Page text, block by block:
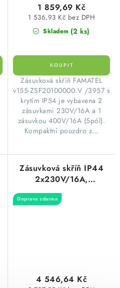
Skladem (2 ks)
1 536,93 Kč bez DPH
1 859,69 Kč
​Zásuvková skříň FAMATEL
v155-ZSF20100000.V /3957 s
krytím IP54 je vybavena 2
zásuvkami 230V/16A a 1
zásuvkou 400V/16A (5pól).
Kompaktní pouzdro z...
Zásuvková skříň IP44
2x230V/16A,
1x400V/16A/5p,
1x400V/32A/5p s
Doprava zdarma
4 546,64 Kč